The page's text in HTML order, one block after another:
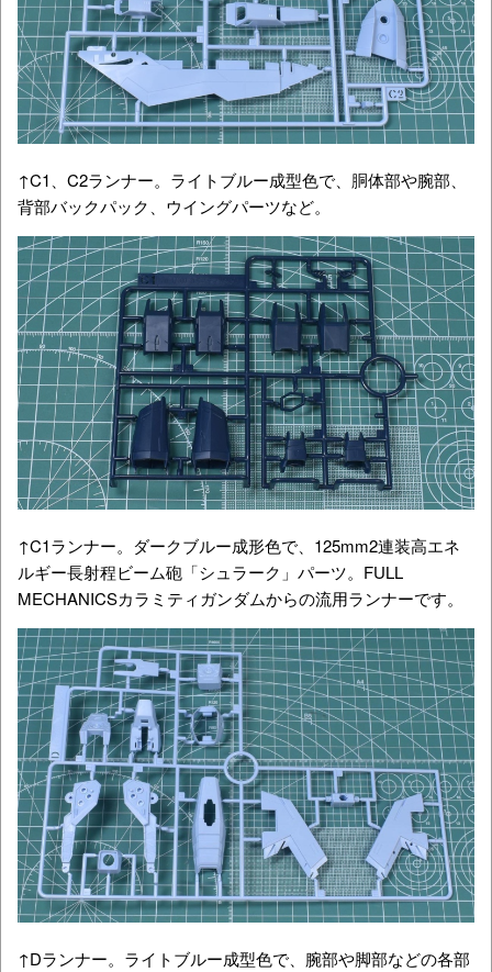
↑C1、C2ランナー。ライトブルー成型色で、胴体部や腕部、
背部バックパック、ウイングパーツなど。
↑C1ランナー。ダークブルー成形色で、 125mm2連装高エネ
ルギー長射程ビーム砲「シュラーク」パーツ。FULL
MECHANICSカラミティガンダムからの流用ランナーです。
↑Dランナー。ライトブルー成型色で、腕部や脚部などの各部